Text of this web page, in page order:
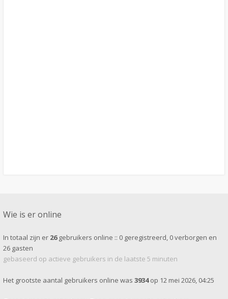
Wie is er online
In totaal zijn er 26gebruikers online :: 0 geregistreerd, 0 verborgen en
26 gasten
gebaseerd op actieve gebruikers in de laatste 5 minuten
Het grootste aantal gebruikers online was 3934op 12 mei 2026, 04:25